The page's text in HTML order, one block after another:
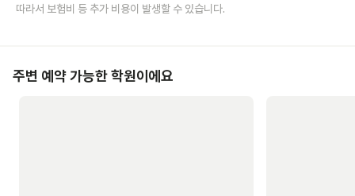
따라서 보험비 등 추가 비용이 발생할 수 있습니다.
주변 예약 가능한 학원이에요